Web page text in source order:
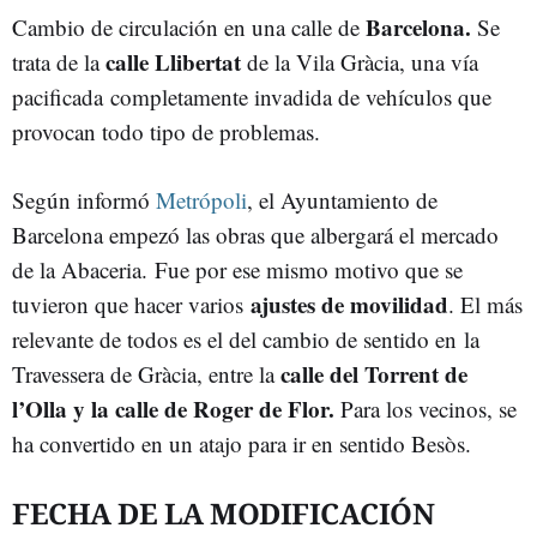
Cambio de circulación en una calle de Barcelona. Se
trata de lacalle Llibertat de la Vila Gràcia, una vía
pacificada completamente invadida de vehículos que
provocan todo tipo de problemas.
Según informó Metrópoli, el Ayuntamiento de
Barcelona empezó las obras que albergará el mercado
de la Abaceria. Fue por ese mismo motivo que se
tuvieron que hacer varios ajustes de movilidad. El más
relevante de todos es el del cambio de sentido en la
Travessera de Gràcia, entre lacalle del Torrent de
l’Olla y la calle de Roger de Flor. Para los vecinos, se
ha convertido en un atajo para ir en sentido Besòs.
FECHA DE LA MODIFICACIÓN